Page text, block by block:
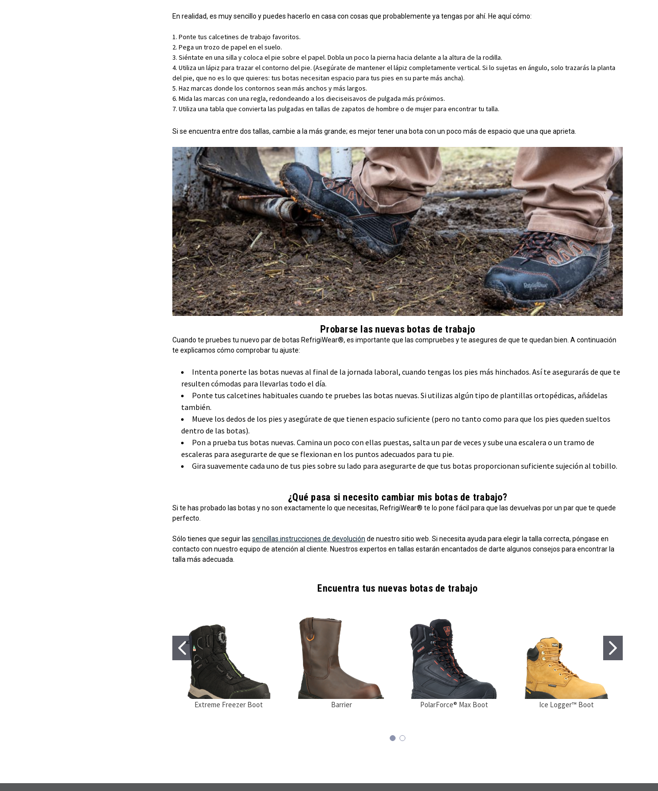
En realidad, es muy sencillo y puedes hacerlo en casa con cosas que probablemente ya tengas por ahí. He aquí cómo:
Ponte tus calcetines de trabajo favoritos.
Pega un trozo de papel en el suelo.
Siéntate en una silla y coloca el pie sobre el papel. Dobla un poco la pierna hacia delante a la altura de la rodilla.
Utiliza un lápiz para trazar el contorno del pie. (Asegúrate de mantener el lápiz completamente vertical. Si lo sujetas en ángulo, solo trazarás la planta
del pie, que no es lo que quieres: tus botas necesitan espacio para tus pies en su parte más ancha).
Haz marcas donde los contornos sean más anchos y más largos.
Mida las marcas con una regla, redondeando a los dieciseisavos de pulgada más próximos.
Utiliza una tabla que convierta las pulgadas en tallas de zapatos de hombre o de mujer para encontrar tu talla.
Si se encuentra entre dos tallas, cambie a la más grande; es mejor tener una bota con un poco más de espacio que una que aprieta.
Probarse las nuevas botas de trabajo
Cuando te pruebes tu nuevo par de botas RefrigiWear®, es importante que las compruebes y te asegures de que te quedan bien. A continuación
te explicamos cómo comprobar tu ajuste:
Intenta ponerte las botas nuevas al final de la jornada laboral, cuando tengas los pies más hinchados. Así te asegurarás de que te
resulten cómodas para llevarlas todo el día.
Ponte tus calcetines habituales cuando te pruebes las botas nuevas. Si utilizas algún tipo de plantillas ortopédicas, añádelas
también.
Mueve los dedos de los pies y asegúrate de que tienen espacio suficiente (pero no tanto como para que los pies queden sueltos
dentro de las botas).
Pon a prueba tus botas nuevas. Camina un poco con ellas puestas, salta un par de veces y sube una escalera o un tramo de
escaleras para asegurarte de que se flexionan en los puntos adecuados para tu pie.
Gira suavemente cada uno de tus pies sobre su lado para asegurarte de que tus botas proporcionan suficiente sujeción al tobillo.
¿Qué pasa si necesito cambiar mis botas de trabajo?
Si te has probado las botas y no son exactamente lo que necesitas, RefrigiWear® te lo pone fácil para que las devuelvas por un par que te quede
perfecto.
Sólo tienes que seguir las sencillas instrucciones de devolución de nuestro sitio web. Si necesita ayuda para elegir la talla correcta, póngase en
contacto con nuestro equipo de atención al cliente. Nuestros expertos en tallas estarán encantados de darte algunos consejos para encontrar la
talla más adecuada.
Encuentra tus nuevas botas de trabajo
Extreme Freezer Boot Barrier PolarForce® Max Boot Ice Logger™ Boot